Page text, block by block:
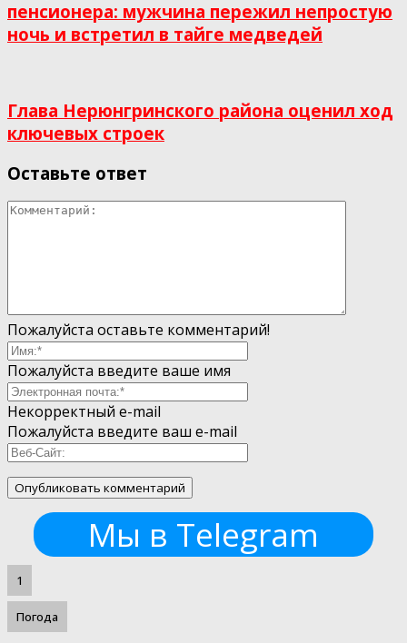
пенсионера: мужчина пережил непростую
ночь и встретил в тайге медведей
Глава Нерюнгринского района оценил ход
ключевых строек
Оставьте ответ
Пожалуйста оставьте комментарий!
Пожалуйста введите ваше имя
Некорректный e-mail
Пожалуйста введите ваш e-mail
Мы в Telegram
1
Погода